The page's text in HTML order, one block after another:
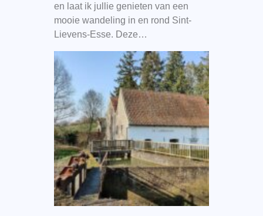
en laat ik jullie genieten van een
mooie wandeling in en rond Sint-
Lievens-Esse. Deze…